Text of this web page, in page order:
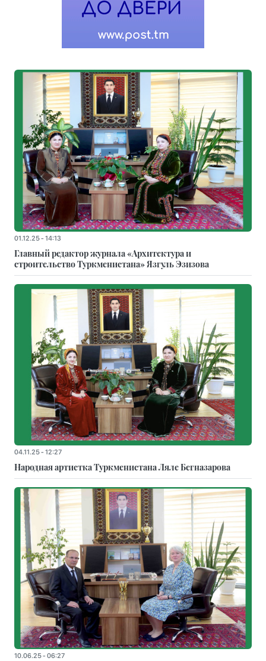
01.12.25 - 14:13
Главный редактор журнала «Архитектура и
строительство Туркменистана» Язгуль Эзизова
04.11.25 - 12:27
Народная артистка Туркменистана Ляле Бегназарова
10.06.25 - 06:27